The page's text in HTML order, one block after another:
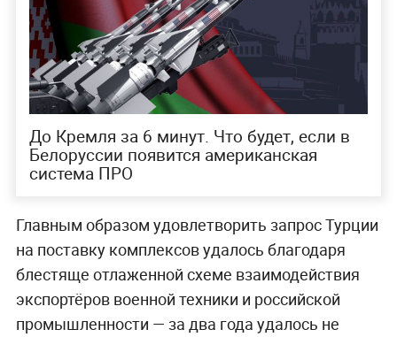
До Кремля за 6 минут. Что будет, если в
Белоруссии появится американская
система ПРО
Главным образом удовлетворить запрос Турции
на поставку комплексов удалось благодаря
блестяще отлаженной схеме взаимодействия
экспортёров военной техники и российской
промышленности — за два года удалось не